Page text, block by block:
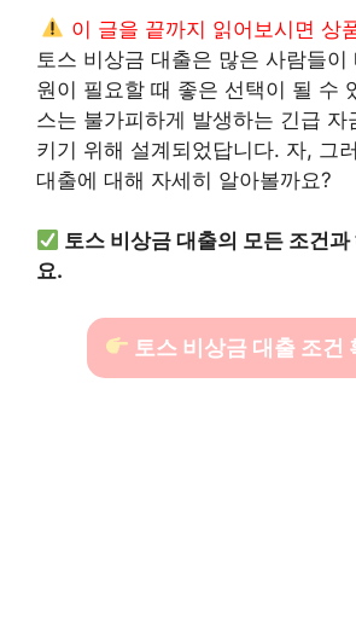
이 글을 끝까지 읽어보시면 상
토스 비상금 대출은 많은 사람들이
원이 필요할 때 좋은 선택이 될 수
스는 불가피하게 발생하는 긴급 자
키기 위해 설계되었답니다. 자, 그
대출에 대해 자세히 알아볼까요?
토스 비상금 대출의 모든 조건과
요.
토스 비상금 대출 조건